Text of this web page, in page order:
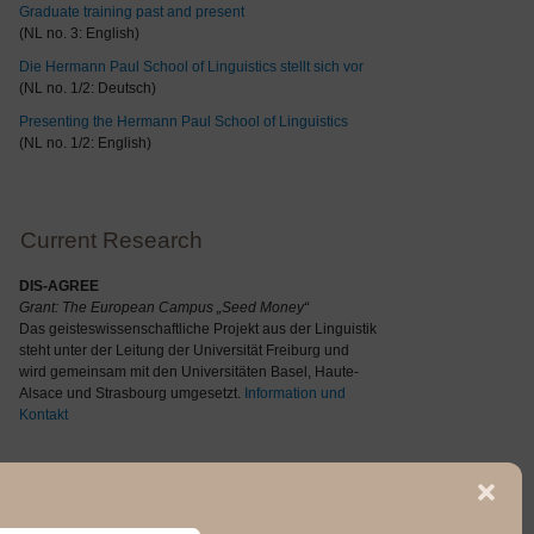
Graduate training past and present
(NL no. 3: English)
Die Hermann Paul School of Linguistics stellt sich vor
(NL no. 1/2: Deutsch)
Presenting the Hermann Paul School of Linguistics
(NL no. 1/2: English)
Current Research
DIS-AGREE
Grant: The European Campus „Seed Money“
Das geisteswissenschaftliche Projekt aus der Linguistik
steht unter der Leitung der Universität Freiburg und
wird gemeinsam mit den Universitäten Basel, Haute-
Alsace und Strasbourg umgesetzt. Information und
Kontakt